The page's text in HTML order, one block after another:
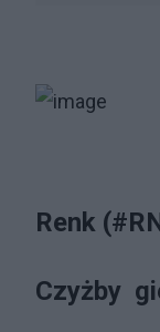
Renk
Czyżby